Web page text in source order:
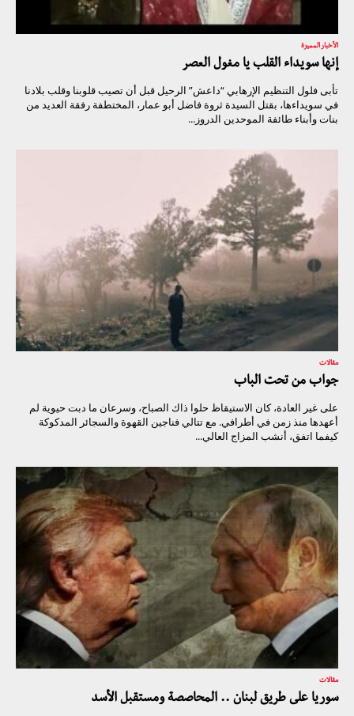
الأخبار المميزة
إنها سويداء القلب يا مغول العصر
تأبى فلول التنظيم الإرهابي “داعش” الرحيل قبل أن تصيب قلوبنا وقلب بلادنا
في سويداءها، بقتل السيدة ثروة فاضل أبو عمار، المختطفة رفقة العديد من
بنات وأبناء طائفة الموحدين الدروز...
مقالات
جواب من تحت الباب
على غير العادة، كان الاستيقاظ حلوا ذاك الصباح، وسرعان ما دبت حيوية لم
أعهدها منذ زمن في أطرافي. مع تتالي فناجين القهوة والسجائر المدكوكة
كيفما اتفق، أنشب المزاج العالي...
مقالات
سوريا على طريق لبنان .. المحاصصة ومستقبل الأسد